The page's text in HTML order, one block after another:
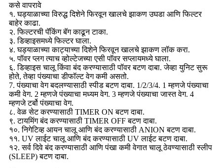
कसे वापरावे
१. घड्याळाच्या विरुद्ध दिशेने फिरवून खालचे झाकण उघडा आणि फिल्टर
बाहेर काढा.
२. फिल्टरची पॅकिंग बॅग काढून टाका.
३. डिव्हाइसमध्ये फिल्टर घाला.
४. घड्याळाच्या काट्याच्या दिशेने फिरवून खालचे झाकण लॉक करा.
५. पॉवर प्लग त्याच व्होल्टेजच्या एसी पॉवर सप्लायमध्ये घाला.
६. डिव्हाइस चालू किंवा बंद करण्यासाठी पॉवर बटण दाबा. जेव्हा युनिट सुरू
होते, तेव्हा पंख्याचा डीफॉल्ट वेग कमी असतो.
7. पंख्याचा वेग बदलण्यासाठी स्पीड बटण दाबा. 1/2/3/4. 1 म्हणजे पंख्याचा
कमी वेग. 2 म्हणजे पंख्याचा मध्यम वेग. 3 म्हणजे पंख्याचा जास्त वेग. 4
म्हणजे टर्बो पंख्याचा वेग.
८. वेळ सेट करण्यासाठी TIMER ON बटण दाबा.
९. टायमिंग बंद करण्यासाठी TIMER OFF बटण दाबा.
१०. निगेटिव्ह आयन चालू आणि बंद करण्यासाठी ANION बटण दाबा.
११. UV लाईट चालू आणि बंद करण्यासाठी UV लाईट बटण दाबा.
१२. सर्व दिवे बंद करण्यासाठी आणि पंखा कमी वेगात चालू ठेवण्यासाठी स्लीप
(SLEEP) बटण दाबा.